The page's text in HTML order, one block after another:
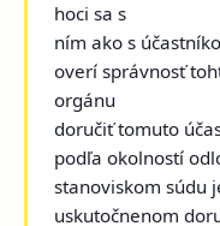
hoci sa s
ním ako s
overí správnosť
orgánu
doručiť tomuto
podľa okolností
stanoviskom súdu
uskutočnenom